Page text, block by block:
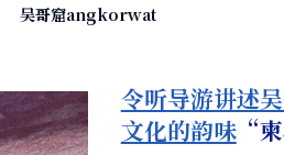
吴哥窟angkorwat
令听导游讲述
文化的韵味“